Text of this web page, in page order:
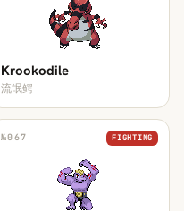
Krookodile
流氓鳄
№067 FIGHTING